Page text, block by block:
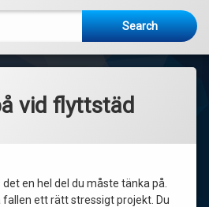
Search for:
vid flyttstäd
en hel del du måste tänka på.
ett rätt stressigt projekt. Du